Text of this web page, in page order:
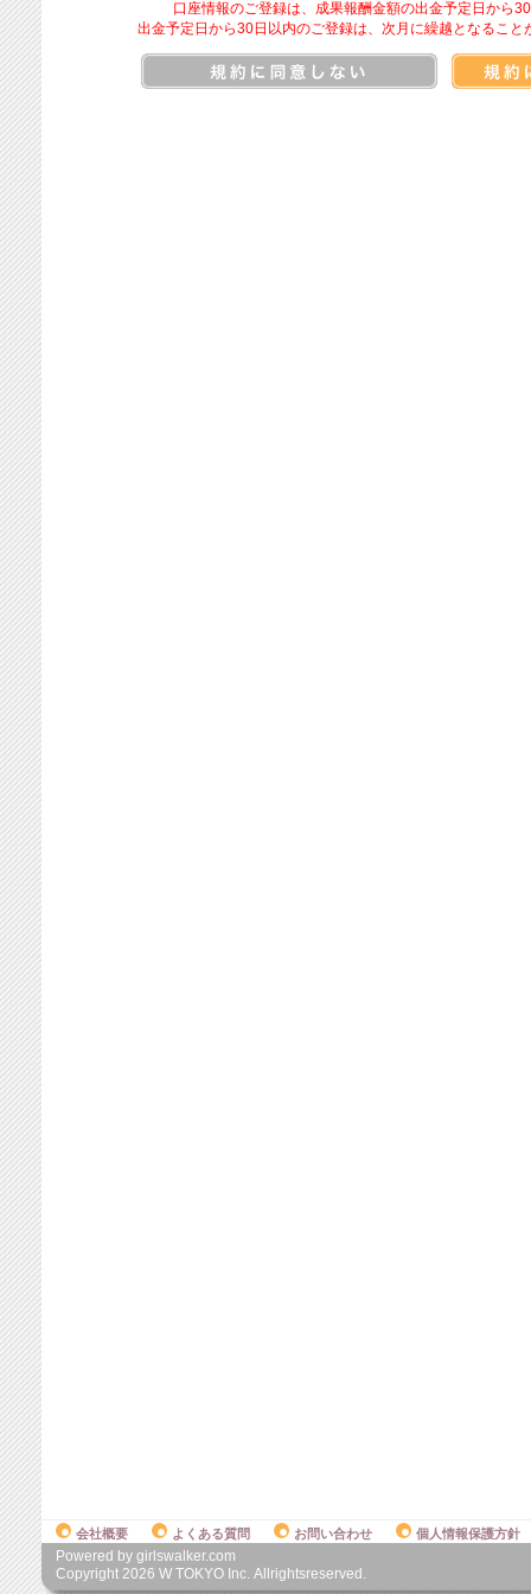
口座情報のご登録は、成果報酬金額の出金予定日から
出金予定日から30日以内のご登録は、次月に繰越となるこ
会社概要 よくある質問 お問い合わせ 個人情報保護方針
Powered by girlswalker.com
Copyright 2026 W TOKYO Inc. Allrightsreserved.